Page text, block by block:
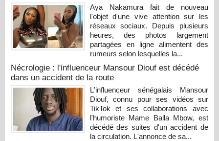
Aya Nakamura fait de nouveau
l'objet d'une vive attention sur les
réseaux sociaux. Depuis plusieurs
heures, des photos largement
partagées en ligne alimentent des
rumeurs selon lesquelles la...
Nécrologie : l'influenceur Mansour Diouf est décédé
dans un accident de la route
L'influenceur sénégalais Mansour
Diouf, connu pour ses vidéos sur
TikTok et ses collaborations avec
l'humoriste Mame Balla Mbow, est
décédé des suites d'un accident de
la circulation. L'annonce de sa...